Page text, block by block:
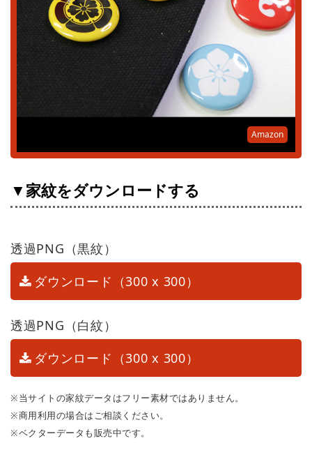
Amazon
▼家紋をダウンロードする
透過PNG（黒紋）
ダウンロード（300 x 300）
透過PNG（白紋）
ダウンロード（300 x 300）
※当サイトの家紋データはフリー素材ではありません。
※商用利用の場合はご相談ください。
※ベクターデータも販売中です。